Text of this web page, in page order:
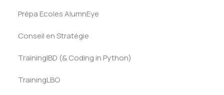
Prépa Ecoles AlumnEye
Conseil en Stratégie
TrainingIBD (& Coding in Python)
TrainingLBO